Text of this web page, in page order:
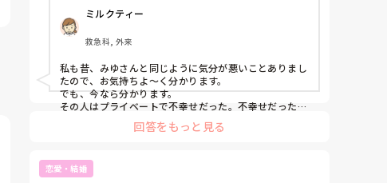
ミルクティー
救急科, 外来
私も昔、みゆさんと同じように気分が悪いことありまし
たので、お気持ちよ〜く分かります。
でも、今なら分かります。
その人はプライベートで不幸せだった。不幸せだったか
ら、不倫して逃げていた。精神崩壊するほど、おかしく
回答をもっと見る
恋愛・結婚